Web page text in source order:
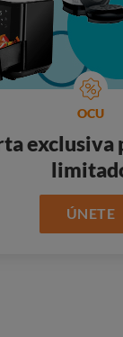
OCU
exclusiva
ÚNETE